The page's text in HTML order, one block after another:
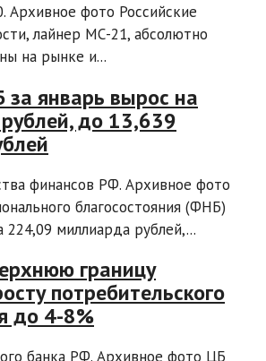
Архивное фото Российские
лайнер МС-21, абсолютно
на рынке и...
январь вырос на
до 13,639
финансов РФ. Архивное фото
благосостояния (ФНБ)
224,09 миллиарда рублей,...
границу
потребительского
до 4-8%
банка РФ. Архивное фото ЦБ